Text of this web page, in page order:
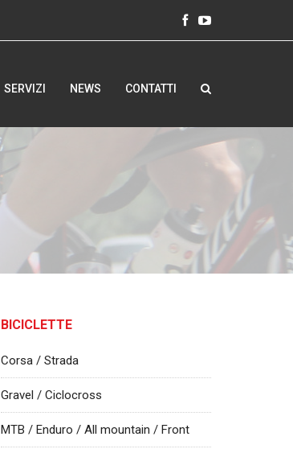
SERVIZI NEWS CONTATTI
BICICLETTE
Corsa / Strada
Gravel / Ciclocross
MTB / Enduro / All mountain / Front